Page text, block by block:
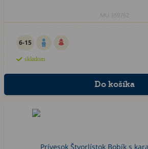
MU.35976Z
6-15
skladom